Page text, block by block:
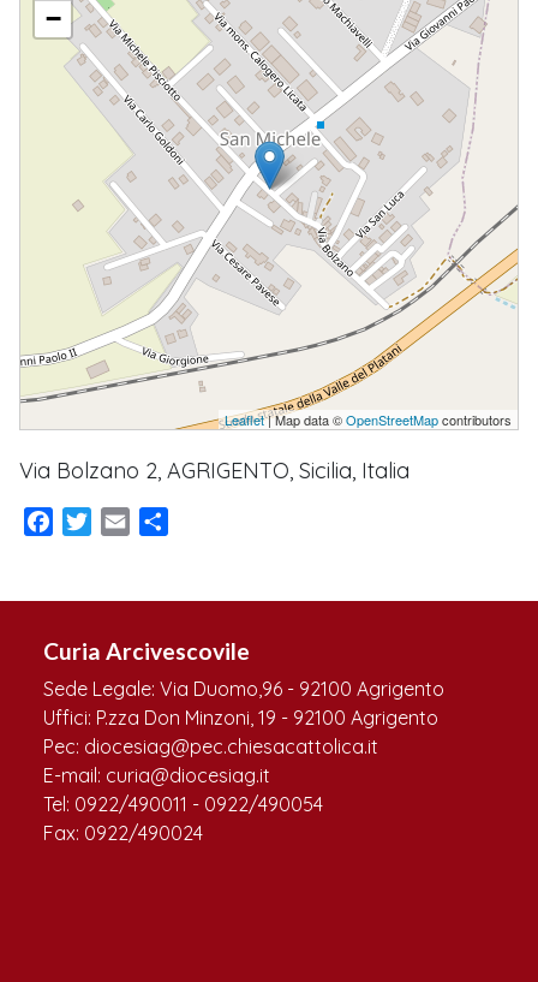
−
Leaflet| Map data ©OpenStreetMapcontributors
Via Bolzano 2, AGRIGENTO, Sicilia, Italia
Facebook
TwitterEmail
Curia Arcivescovile
Sede Legale: Via Duomo,96 - 92100 Agrigento
Uffici: P.zza Don Minzoni, 19 - 92100 Agrigento
Pec: diocesiag@pec.chiesacattolica.it
E-mail: curia@diocesiag.it
Tel: 0922/490011 - 0922/490054
Fax: 0922/490024